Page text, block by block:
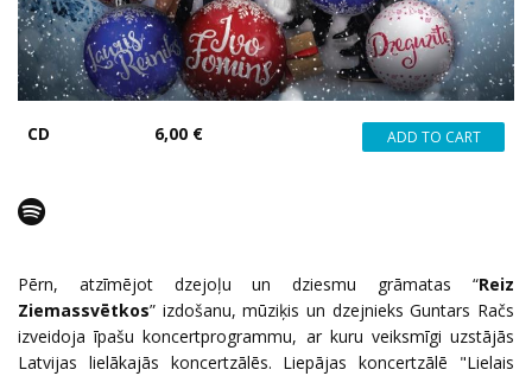
CD 6,00 €
Pērn, atzīmējot dzejoļu un dziesmu grāmatas “Reiz
Ziemassvētkos” izdošanu, mūziķis un dzejnieks Guntars Račs
izveidoja īpašu koncertprogrammu, ar kuru veiksmīgi uzstājās
Latvijas lielākajās koncertzālēs. Liepājas koncertzālē "Lielais